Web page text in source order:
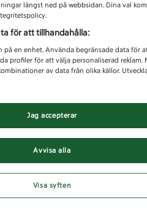
längst ned på webbsidan. Dina val
för att tillhandahålla:
en enhet. Använda begränsade data för
profiler för att välja personaliserad reklam.
av data från olika källor.
Avvisa alla
Jag accepterar
Visa syften